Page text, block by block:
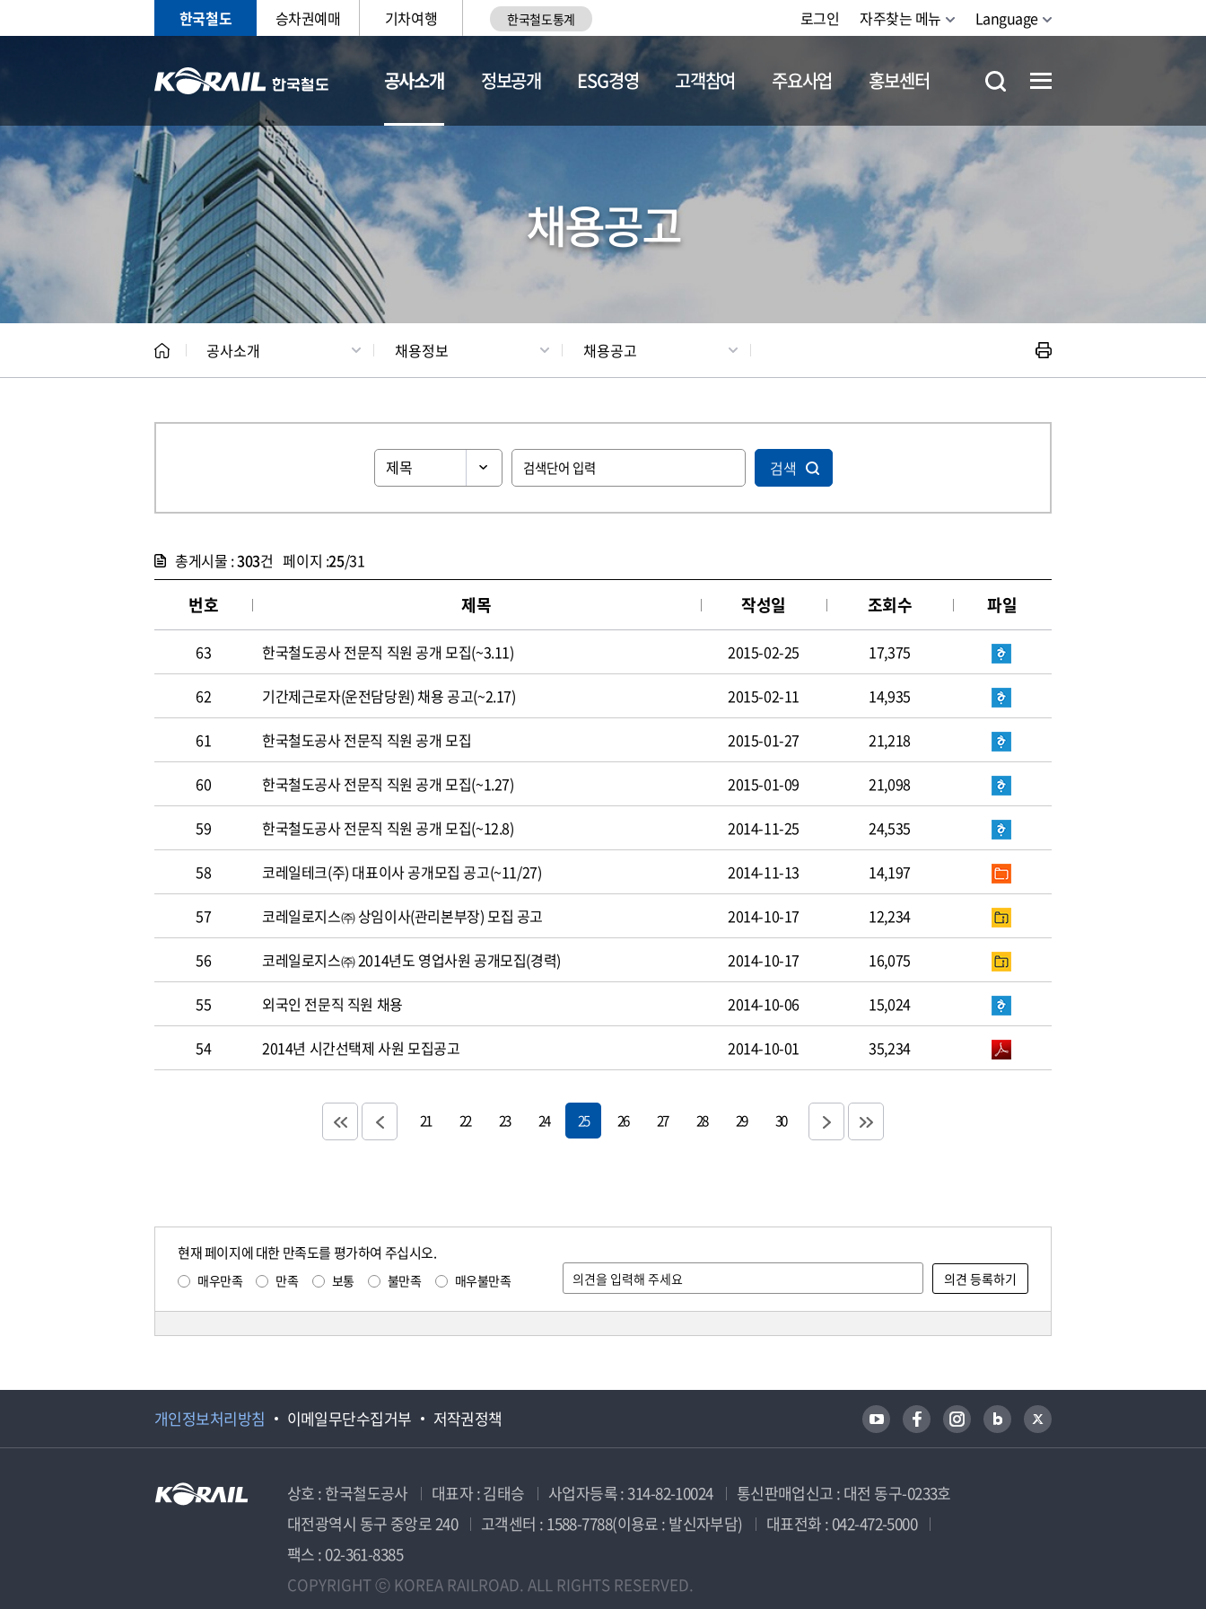
한국철도 승차권예매 기차여행 한국철도통계 로그인 자주찾는 메뉴 Language
공사소개
CEO 일반현황 채용정보
정보공개 ESG경영 고객참여 주요사업 홍보센터
채용공고
공사소개 채용정보 채용공고
검색
총게시물 :303건 페이지 :25/31
번호 제목 작성일 조회수 파일
63 한국철도공사 전문직 직원 공개 모집(~3.11) 2015-02-25 17,375
62 기간제근로자(운전담당원) 채용 공고(~2.17) 2015-02-11 14,935
61 한국철도공사 전문직 직원 공개 모집 2015-01-27 21,218
60 한국철도공사 전문직 직원 공개 모집(~1.27) 2015-01-09 21,098
59 한국철도공사 전문직 직원 공개 모집(~12.8) 2014-11-25 24,535
58 코레일테크(주) 대표이사 공개모집 공고(~11/27) 2014-11-13 14,197
57 코레일로지스㈜ 상임이사(관리본부장) 모집 공고 2014-10-17 12,234
56 코레일로지스㈜ 2014년도 영업사원 공개모집(경력) 2014-10-17 16,075
55 외국인 전문직 직원 채용 2014-10-06 15,024
54 2014년 시간선택제 사원 모집공고 2014-10-01 35,234
21 22 23 24 25 26 27 28 29 30
현재 페이지에 대한 만족도를 평가하여 주십시오.
매우만족 만족 보통 불만족 매우불만족
개인정보처리방침 이메일무단수집거부 저작권정책
상호 : 한국철도공사 대표자 : 김태승 사업자등록 : 314-82-10024
통신판매업신고 : 대전 동구-0233호
대전광역시 동구 중앙로 240
고객센터 : 1588-7788(이용료 : 발신자부담)
대표전화 : 042-472-5000
팩스 : 02-361-8385
COPYRIGHT ⓒ KOREA RAILROAD. ALL RIGHTS RESERVED.